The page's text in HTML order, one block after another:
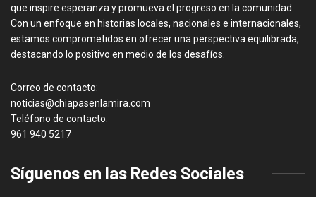
que inspire esperanza y promueva el progreso en la comunidad.
Con un enfoque en historias locales, nacionales e internacionales,
estamos comprometidos en ofrecer una perspectiva equilibrada,
destacando lo positivo en medio de los desafíos.
Correo de contacto:
noticias@chiapasenlamira.com
Teléfono de contacto:
961 940 5217
Síguenos en las Redes Sociales